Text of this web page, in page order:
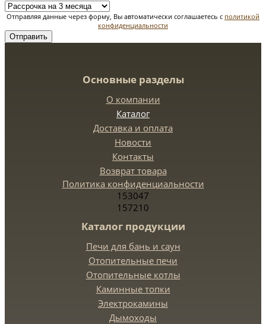
Отправляя данные через форму, Вы автоматически соглашаетесь с политикой
конфиденциальности
Отправить
Основные разделы
О компании
Каталог
Доставка и оплата
Новости
Контакты
Возврат товара
Политика конфиденциальности
153047
157210
Каталог продукции
Печи для бань и саун
Отопительные печи
Отопительные котлы
Каминные топки
Электрокамины
Дымоходы